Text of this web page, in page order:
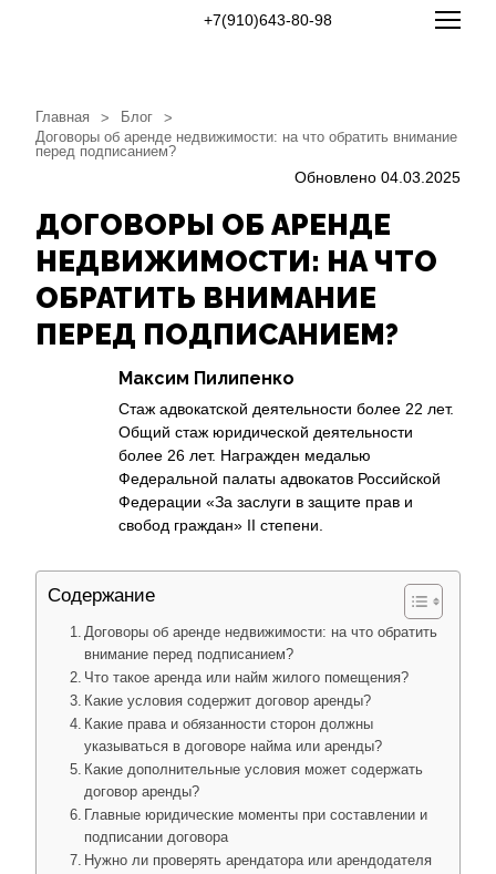
+7(910)643-80-98
Главная > Блог
>
Договоры об аренде недвижимости: на что обратить внимание
перед подписанием?
Обновлено 04.03.2025
ДОГОВОРЫ ОБ АРЕНДЕ
НЕДВИЖИМОСТИ: НА ЧТО
ОБРАТИТЬ ВНИМАНИЕ
ПЕРЕД ПОДПИСАНИЕМ?
Максим Пилипенко
Стаж адвокатской деятельности более 22 лет.
Общий стаж юридической деятельности
более 26 лет. Награжден медалью
Федеральной палаты адвокатов Российской
Федерации «За заслуги в защите прав и
свобод граждан» II степени.
Содержание
Договоры об аренде недвижимости: на что обратить
внимание перед подписанием?
Что такое аренда или найм жилого помещения?
Какие условия содержит договор аренды?
Какие права и обязанности сторон должны
указываться в договоре найма или аренды?
Какие дополнительные условия может содержать
договор аренды?
Главные юридические моменты при составлении и
подписании договора
Нужно ли проверять арендатора или арендодателя